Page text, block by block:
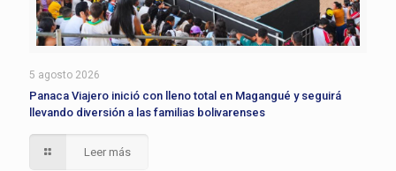
5 agosto 2026
Panaca Viajero inició con lleno total en Magangué y seguirá
llevando diversión a las familias bolivarenses
Leer más